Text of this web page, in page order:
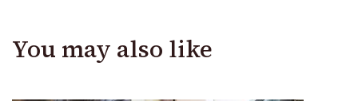
You may also like